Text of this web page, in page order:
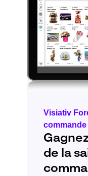
Visiativ
commande
de la